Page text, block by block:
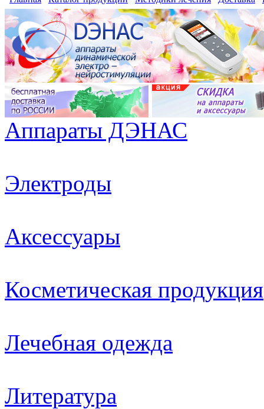
Аппараты ДЭНАС
Электроды
Аксессуары
Косметическая продукция
Лечебная одежда
Литература